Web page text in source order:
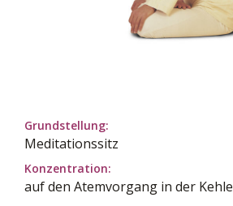
Grundstellung:
Meditationssitz
Konzentration:
auf den Atemvorgang in der Kehle